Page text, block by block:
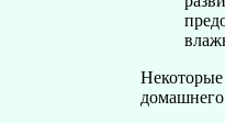
домашнего